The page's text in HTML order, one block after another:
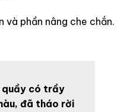
và phần nâng che chắn.
quầy có trầy
đã tháo rời